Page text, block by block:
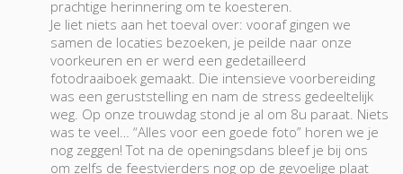
prachtige herinnering om te koesteren.
Je liet niets aan het toeval over: vooraf gingen we
samen de locaties bezoeken, je peilde naar onze
voorkeuren en er werd een gedetailleerd
fotodraaiboek gemaakt. Die intensieve voorbereiding
was een geruststelling en nam de stress gedeeltelijk
weg. Op onze trouwdag stond je al om 8u paraat. Niets
was te veel… “Alles voor een goede foto” horen we je
nog zeggen! Tot na de openingsdans bleef je bij ons
om zelfs de feestvierders nog op de gevoelige plaat